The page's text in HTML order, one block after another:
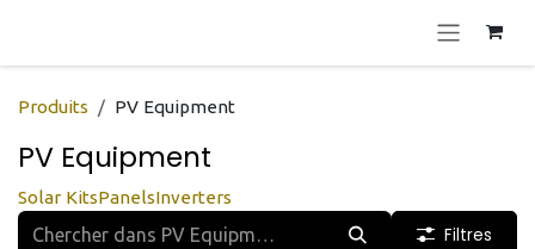
Produits PV Equipment
PV Equipment
Solar KitsPanelsInverters
Filtres